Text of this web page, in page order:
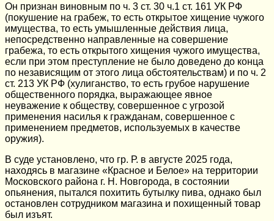
Он признан виновным по ч. 3 ст. 30 ч.1 ст. 161 УК РФ
(покушение на грабеж, то есть открытое хищение чужого
имущества, то есть умышленные действия лица,
непосредственно направленные на совершение
грабежа, то есть открытого хищения чужого имущества,
если при этом преступление не было доведено до конца
по независящим от этого лица обстоятельствам) и по ч. 2
ст. 213 УК РФ (хулиганство, то есть грубое нарушение
общественного порядка, выражающее явное
неуважение к обществу, совершенное с угрозой
применения насилья к гражданам, совершенное с
применением предметов, используемых в качестве
оружия).
В суде установлено, что гр. Р. в августе 2025 года,
находясь в магазине «Красное и Белое» на территории
Московского района г. Н. Новгорода, в состоянии
опьянения, пытался похитить бутылку пива, однако был
остановлен сотрудником магазина и похищенный товар
был изъят.